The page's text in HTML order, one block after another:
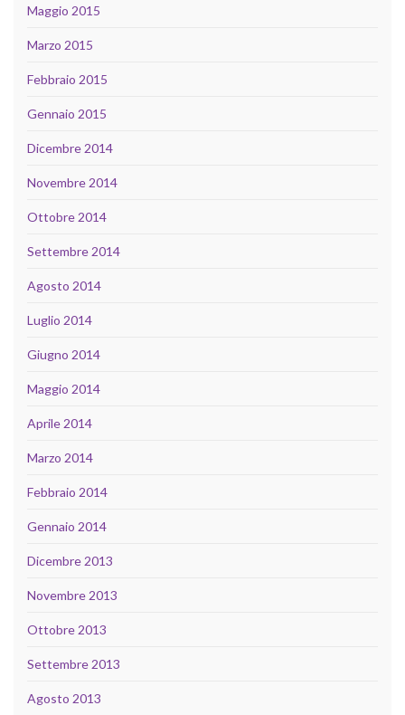
Maggio 2015
Marzo 2015
Febbraio 2015
Gennaio 2015
Dicembre 2014
Novembre 2014
Ottobre 2014
Settembre 2014
Agosto 2014
Luglio 2014
Giugno 2014
Maggio 2014
Aprile 2014
Marzo 2014
Febbraio 2014
Gennaio 2014
Dicembre 2013
Novembre 2013
Ottobre 2013
Settembre 2013
Agosto 2013